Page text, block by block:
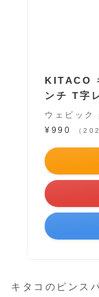
KITACO
ンチ T字
ウェビック
¥990
（
キタコのピンス